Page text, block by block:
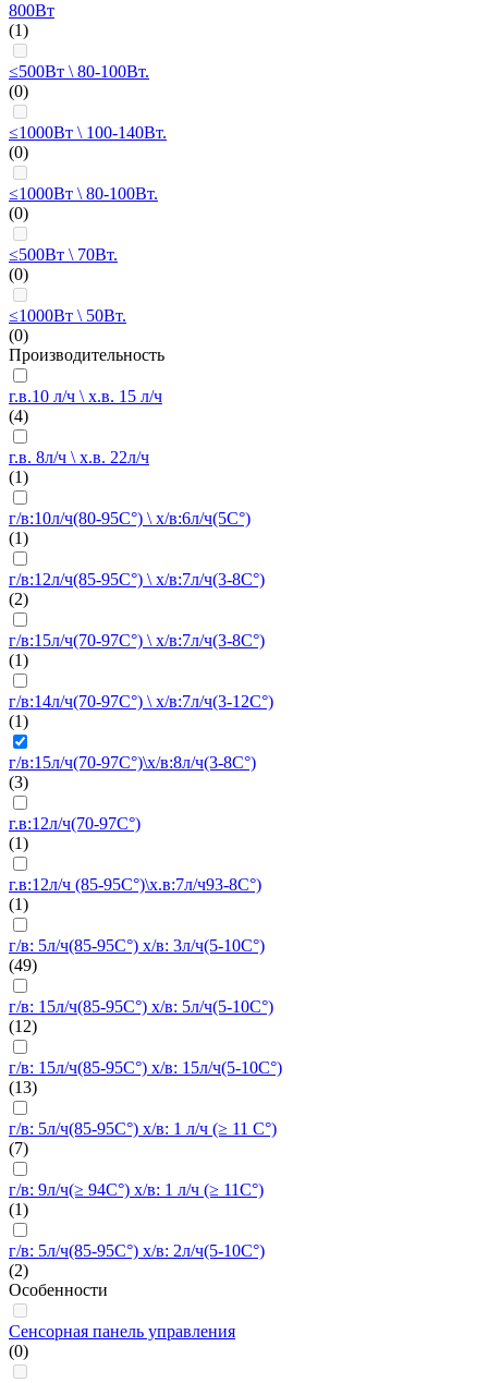
800Вт
(1)
≤500Вт \ 80-100Вт.
(0)
≤1000Вт \ 100-140Вт.
(0)
≤1000Вт \ 80-100Вт.
(0)
≤500Вт \ 70Вт.
(0)
≤1000Вт \ 50Вт.
(0)
Производительность
г.в.10 л/ч \ х.в. 15 л/ч
(4)
г.в. 8л/ч \ х.в. 22л/ч
(1)
г/в:10л/ч(80-95C°) \ х/в:6л/ч(5C°)
(1)
г/в:12л/ч(85-95C°) \ х/в:7л/ч(3-8C°)
(2)
г/в:15л/ч(70-97C°) \ х/в:7л/ч(3-8C°)
(1)
г/в:14л/ч(70-97C°) \ х/в:7л/ч(3-12C°)
(1)
г/в:15л/ч(70-97C°)\х/в:8л/ч(3-8C°)
(3)
г.в:12л/ч(70-97C°)
(1)
г.в:12л/ч (85-95C°)\х.в:7л/ч93-8C°)
(1)
г/в: 5л/ч(85-95C°) х/в: 3л/ч(5-10C°)
(49)
г/в: 15л/ч(85-95C°) х/в: 5л/ч(5-10C°)
(12)
г/в: 15л/ч(85-95C°) х/в: 15л/ч(5-10C°)
(13)
г/в: 5л/ч(85-95C°) х/в: 1 л/ч (≥ 11 C°)
(7)
г/в: 9л/ч(≥ 94C°) х/в: 1 л/ч (≥ 11C°)
(1)
г/в: 5л/ч(85-95C°) х/в: 2л/ч(5-10C°)
(2)
Особенности
Сенсорная панель управления
(0)